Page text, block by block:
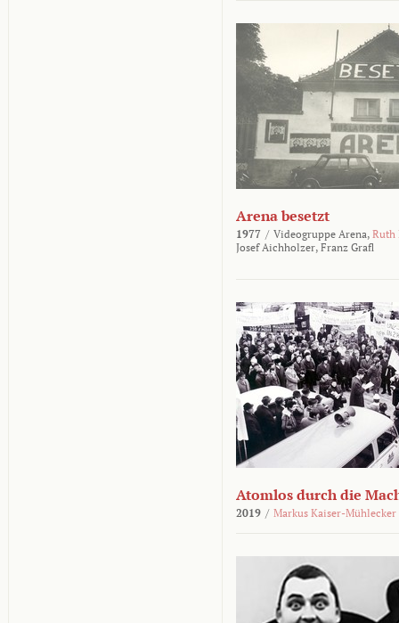
Arena besetzt
1977 / Videogruppe Arena, Ruth
Josef Aichholzer, Franz Grafl
Atomlos durch die
2019 / Markus Kaiser-Mühlecker